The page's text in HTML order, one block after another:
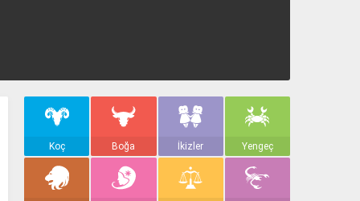
Koç Boğa İkizler Yengeç